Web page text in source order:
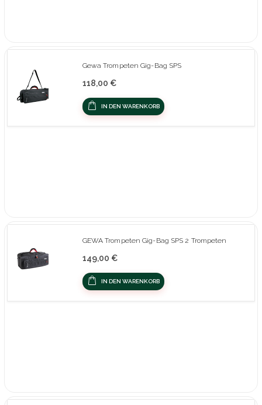
Gewa Trompeten Gig-Bag SPS
118,00 €
IN DEN WARENKORB
GEWA Trompeten Gig-Bag SPS 2 Trompeten
149,00 €
IN DEN WARENKORB